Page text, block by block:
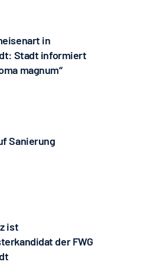
in
Stadt informiert
magnum“
Sanierung
ist
der FWG